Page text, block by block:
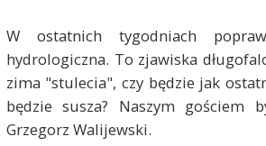
W ostatnich tygodniach
hydrologiczna. To zjawiska
zima "stulecia", czy będzie jak
będzie susza? Naszym gościem
Grzegorz Walijewski.